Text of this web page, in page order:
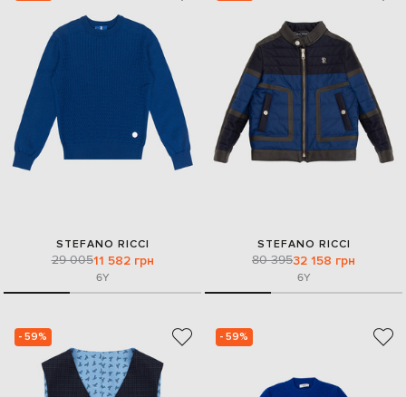
STEFANO RICCI
29 00511 582 грн
6Y
STEFANO RICCI
80 39532 158 грн
6Y
- 59% - 59%